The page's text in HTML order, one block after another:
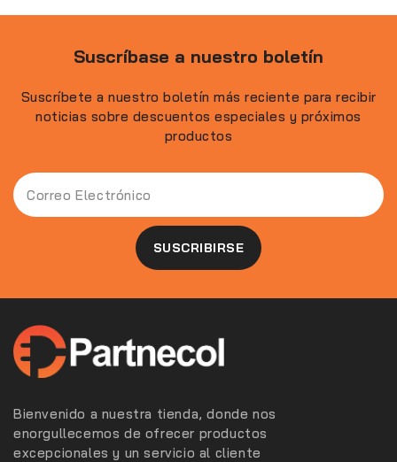
Suscríbase a nuestro boletín
Suscríbete a nuestro boletín más reciente para recibir
noticias sobre descuentos especiales y próximos
productos
Bienvenido a nuestra tienda, donde nos
enorgullecemos de ofrecer productos
excepcionales y un servicio al cliente